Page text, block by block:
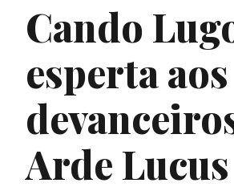
Cando
esperta
Arde